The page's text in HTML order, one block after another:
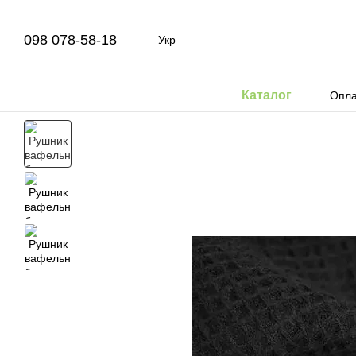
098 078-58-18 Укр
Каталог